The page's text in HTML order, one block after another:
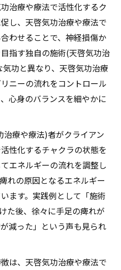
治療や療法で活性化するク
し、天啓気功治療や療法で
わせることで、神経損傷か
指す独自の施術(天啓気功治
功と異なり、天啓気功治療
ニーの流れをコントロール
心身のバランスを細やかに
療や療法)者がクライアン
性化するチャクラの状態を
エネルギーの流れを調整し
れの原因となるエネルギー
ます。実践例として「施術
た後、徐々に手足の痺れが
減った」という声も見られ
は、天啓気功治療や療法で